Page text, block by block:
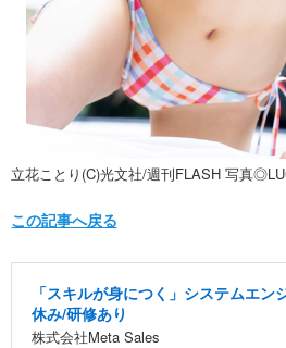
立花ことり(C)光文社/週刊FLASH 写真
この記事へ戻る
「スキルが身につく」システムエ
休み/研修あり
株式会社Meta Sales